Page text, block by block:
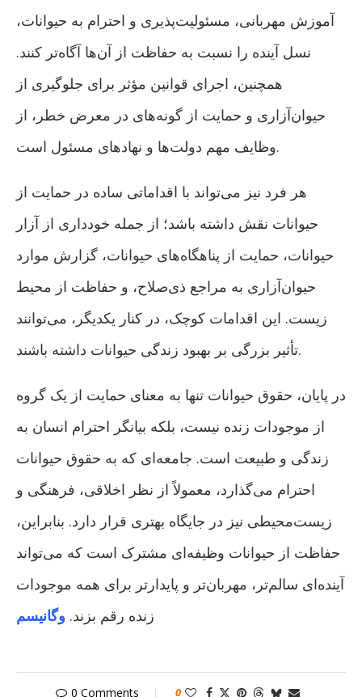
آموزش مهربانی، مسئولیت‌پذیری و احترام به حیوانات،
نسل آینده را نسبت به حفاظت از آن‌ها آگاه‌تر کنند.
همچنین، اجرای قوانین مؤثر برای جلوگیری از
حیوان‌آزاری و حمایت از گونه‌های در معرض خطر، از
وظایف مهم دولت‌ها و نهادهای مسئول است.
هر فرد نیز می‌تواند با اقداماتی ساده در حمایت از
حیوانات نقش داشته باشد؛ از جمله خودداری از آزار
حیوانات، حمایت از پناهگاه‌های حیوانات، گزارش موارد
حیوان‌آزاری به مراجع ذی‌صلاح، و حفاظت از محیط
زیست. این اقدامات کوچک، در کنار یکدیگر، می‌توانند
تأثیر بزرگی بر بهبود زندگی حیوانات داشته باشند.
در پایان، حقوق حیوانات تنها به معنای حمایت از یک گروه
از موجودات زنده نیست، بلکه بیانگر احترام انسان به
زندگی و طبیعت است. جامعه‌ای که به حقوق حیوانات
احترام می‌گذارد، معمولاً از نظر اخلاقی، فرهنگی و
زیست‌محیطی نیز در جایگاه بهتری قرار دارد. بنابراین،
حفاظت از حیوانات وظیفه‌ای مشترک است که می‌تواند
آینده‌ای سالم‌تر، مهربان‌تر و پایدارتر برای همه موجودات
زنده رقم بزند. وگانیسم
0 Comments 0